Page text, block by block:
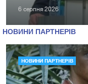
6 серпня 2026